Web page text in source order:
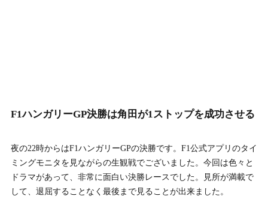
F1ハンガリーGP決勝は角田が1ストップを成功させる
夜の22時からはF1ハンガリーGPの決勝です。F1公式アプリのタイ
ミングモニタを見ながらの生観戦でございました。今回は色々と
ドラマがあって、非常に面白い決勝レースでした。見所が満載で
して、退屈することなく最後まで見ることが出来ました。